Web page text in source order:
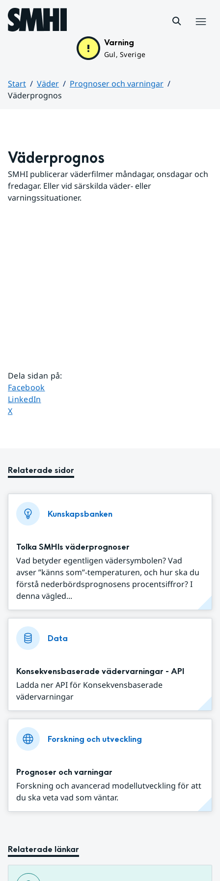
Hoppa till sidans innehåll
Varning
Gul, Sverige
Start Väder
Prognoser och varningar
Väderprognos
Väderprognos
SMHI publicerar väderfilmer måndagar, onsdagar och
fredagar. Eller vid särskilda väder- eller
varningssituationer.
Dela sidan på:
Dela sidan på
Facebook
Dela sidan på
LinkedIn
Dela sidan på
X
Relaterade sidor
Kunskapsbanken
Tolka SMHIs väderprognoser
Vad betyder egentligen vädersymbolen? Vad
avser ”känns som”-temperaturen, och hur ska du
förstå nederbördsprognosens procentsiffror? I
denna vägled...
Data
Konsekvensbaserade vädervarningar - API
Ladda ner API för Konsekvensbaserade
vädervarningar
Forskning och utveckling
Prognoser och varningar
Forskning och avancerad modellutveckling för att
du ska veta vad som väntar.
Relaterade länkar